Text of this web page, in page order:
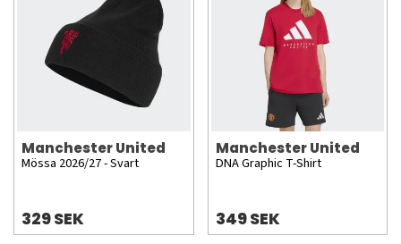
Manchester United
Mössa 2026/27 - Svart
329 SEK
Manchester United
DNA Graphic T-Shirt
349 SEK